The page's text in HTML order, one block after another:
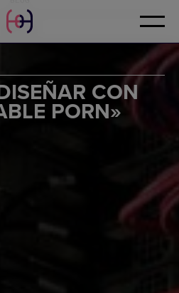
CONTACTO
CON
PORN»